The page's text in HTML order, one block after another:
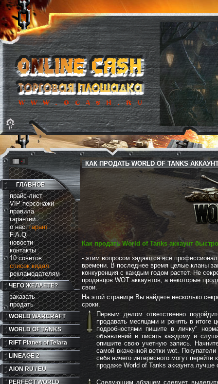
ГЛАВНОЕ
прайс-лист
VIP персонажи
правила
гарантии
о нас:гарант
F.A.Q
новости
контакты
10 советов
список кидал
рекламодателям
ЧЕГО ЖЕЛАЕТЕ?
заказать
продать
WORLD WARCRAFT
WORLD OF TANKS
RIFT Planes of Telara
LINEAGE 2
AION RU / EU
PERFECT WORLD
КАК ПРОДАТЬ WORLD OF TANKS
Как продать World of Tanks аккаунт
- этим вопросом задаются все
времени. В последнее время целые кланы
конкуренция с каждым годом растет. Не
продавцов WOT аккаунтов, а некоторые
свои.
На этой странице Вы найдете несколько
сроки.
Первым делом ответственно
продавать месяцами и ронять в итоге
подробностями пишите в личку"
объявлений и писать каждому и
опишите свою учетную запись.
самой вкаченной ветки wot.
себя ничего интересного могут
продаже World of Tanks аккаунта лучше
Следующим абзацем следует